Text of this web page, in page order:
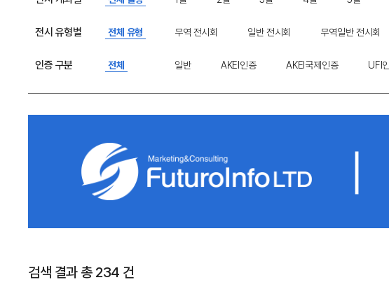
전시 유형별 전체 유형 무역 전시회 일반 전시회 무역일반 전시회
인증 구분 전체 일반 AKEI인증 AKEI국제인증 UFI
검색 결과 총 234 건